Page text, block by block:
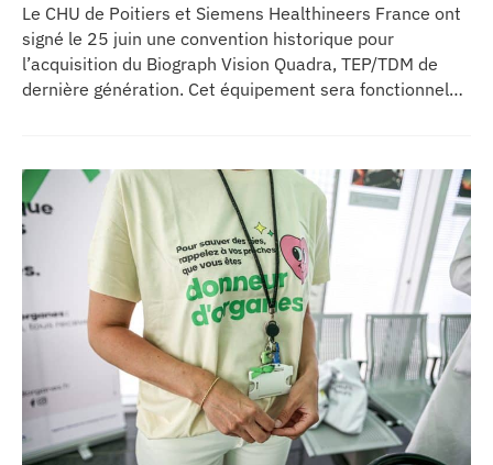
Le CHU de Poitiers et Siemens Healthineers France ont
signé le 25 juin une convention historique pour
l’acquisition du Biograph Vision Quadra, TEP/TDM de
dernière génération. Cet équipement sera fonctionnel
l’excellence clinique et scientifique de l’établissement.
Ce projet représente un investissement de 9,5 millions
d’euros pour l’acquisition et l’installation de
l’équipement au cœur même du pôle régional de
cancérologie.